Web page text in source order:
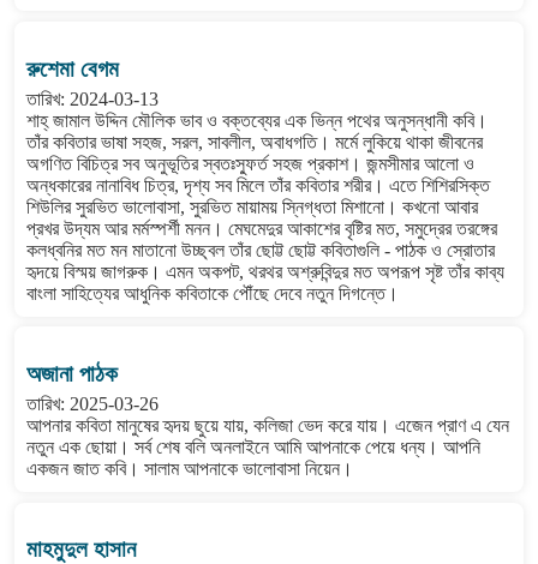
রুশেমা বেগম
তারিখ: 2024-03-13
শাহ্ জামাল উদ্দিন মৌলিক ভাব ও বক্তব্যের এক ভিন্ন পথের অনুসন্ধানী কবি।
তাঁর কবিতার ভাষা সহজ, সরল, সাবলীল, অবাধগতি। মর্মে লুকিয়ে থাকা জীবনের
অগণিত বিচিত্র সব অনুভূতির স্বতঃস্ফুর্ত সহজ প্রকাশ। জন্মসীমার আলো ও
অন্ধকারের নানাবিধ চিত্র, দৃশ্য সব মিলে তাঁর কবিতার শরীর। এতে শিশিরসিক্ত
শিউলির সুরভিত ভালোবাসা, সুরভিত মায়াময় স্নিগ্ধতা মিশানো। কখনো আবার
প্রখর উদ্যম আর মর্মস্পর্শী মনন। মেঘমেদুর আকাশের বৃষ্টির মত, সমুদ্রের তরঙ্গের
কলধ্বনির মত মন মাতানো উচ্ছ্বল তাঁর ছোট্ট ছোট্ট কবিতাগুলি - পাঠক ও স্রোতার
হৃদয়ে বিস্ময় জাগরুক। এমন অকপট, থরথর অশ্রুবিন্দুর মত অপরূপ সৃষ্ট তাঁর কাব্য
বাংলা সাহিত্যের আধুনিক কবিতাকে পৌঁছে দেবে নতুন দিগন্তে।
অজানা পাঠক
তারিখ: 2025-03-26
আপনার কবিতা মানুষের হৃদয় ছুয়ে যায়, কলিজা ভেদ করে যায়। এজেন প্রাণ এ যেন
নতুন এক ছোয়া। সর্ব শেষ বলি অনলাইনে আমি আপনাকে পেয়ে ধন্য। আপনি
একজন জাত কবি। সালাম আপনাকে ভালোবাসা নিয়েন।
মাহমুদুল হাসান